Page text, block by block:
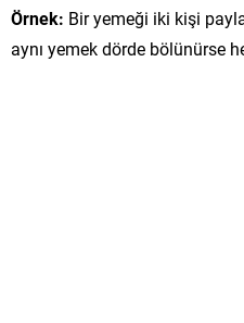
Örnek: Bir yemeği iki kişi
aynı yemek dörde bölünürse